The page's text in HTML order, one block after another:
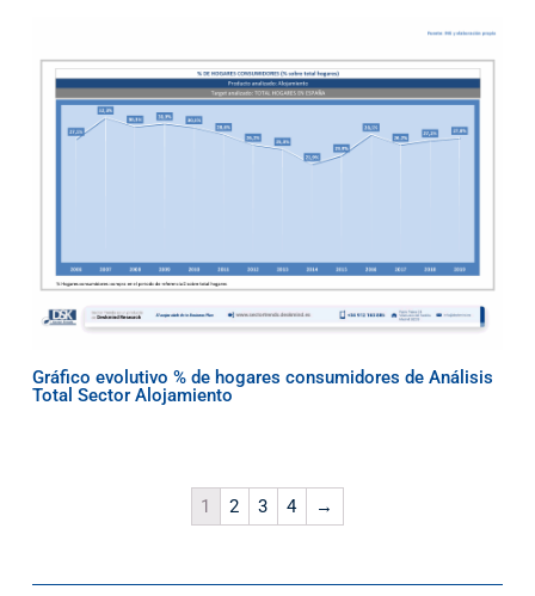
Gráfico evolutivo % de hogares consumidores de Análisis
Total Sector Alojamiento
1 2 3 4 →